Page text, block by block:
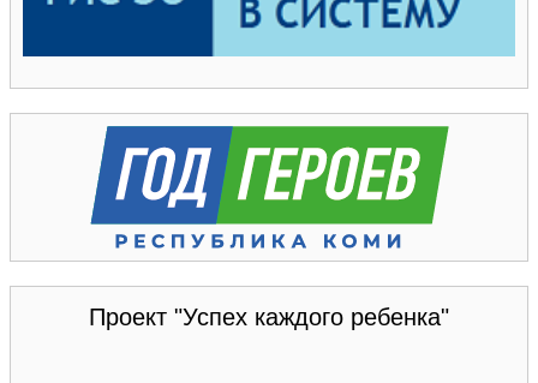
Проект "Успех каждого ребенка"